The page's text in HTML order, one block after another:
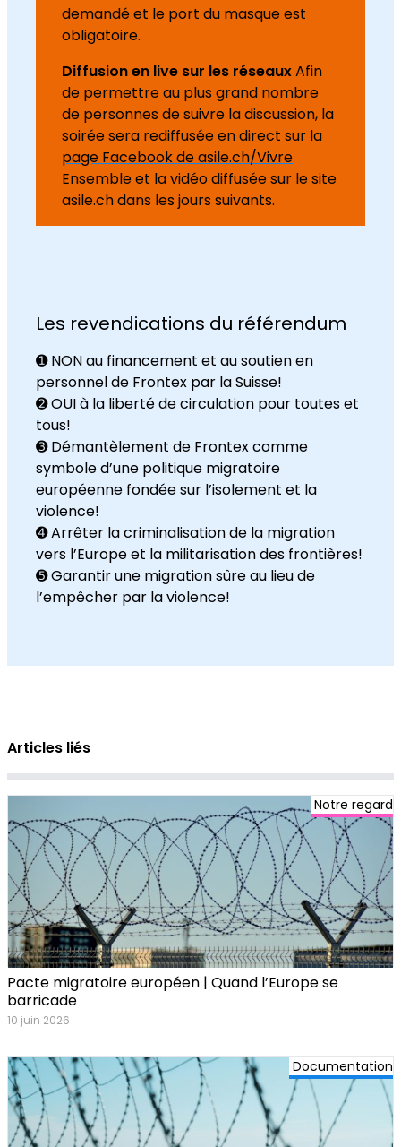
demandé et le port du masque est
obligatoire.
Diffusion en live sur les réseauxAfin
de permettre au plus grand nombre
de personnes de suivre la discussion, la
soirée sera rediffusée en direct sur la
page Facebook de asile.ch/Vivre
Ensembleet la vidéo diffusée sur le site
asile.ch dans les jours suivants.
Les revendications du référendum
➊ NON au financement et au soutien en
personnel de Frontex par la Suisse!
➋ OUI à la liberté de circulation pour toutes et
tous!
➌ Démantèlement de Frontex comme
symbole d’une politique migratoire
européenne fondée sur l’isolement et la
violence!
➍ Arrêter la criminalisation de la migration
vers l’Europe et la militarisation des frontières!
➎ Garantir une migration sûre au lieu de
l’empêcher par la violence!
Articles liés
Notre regard
Pacte migratoire européen | Quand l’Europe se
barricade
10 juin 2026
Documentation